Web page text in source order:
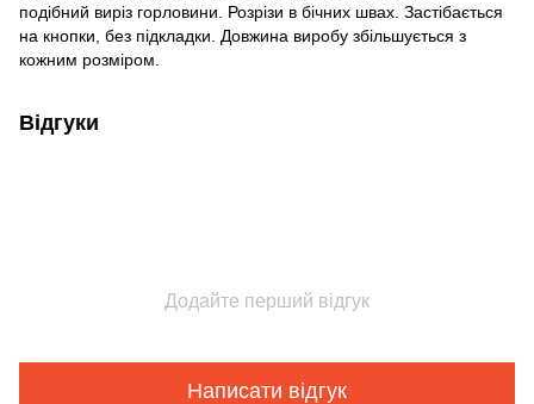
подібний виріз горловини. Розрізи в бічних швах. Застібається
на кнопки, без підкладки. Довжина виробу збільшується з
кожним розміром.
Відгуки
Додайте перший відгук
Написати відгук